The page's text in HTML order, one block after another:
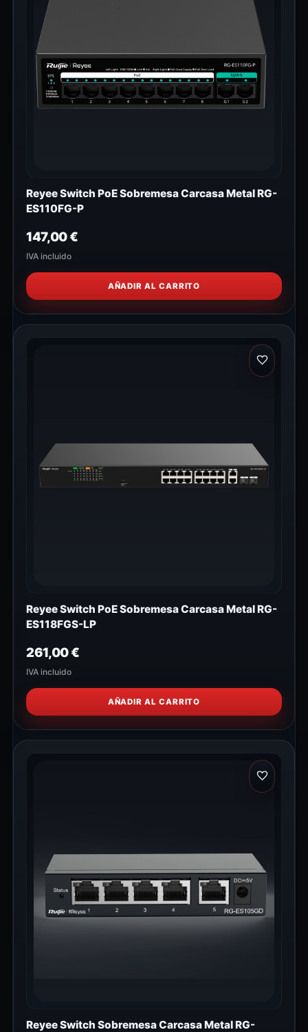
Reyee Switch PoE Sobremesa Carcasa Metal RG-
ES110FG-P
147,00€
IVA incluido
AÑADIR AL CARRITO
Reyee Switch PoE Sobremesa Carcasa Metal RG-
ES118FGS-LP
261,00€
IVA incluido
AÑADIR AL CARRITO
Reyee Switch Sobremesa Carcasa Metal RG-